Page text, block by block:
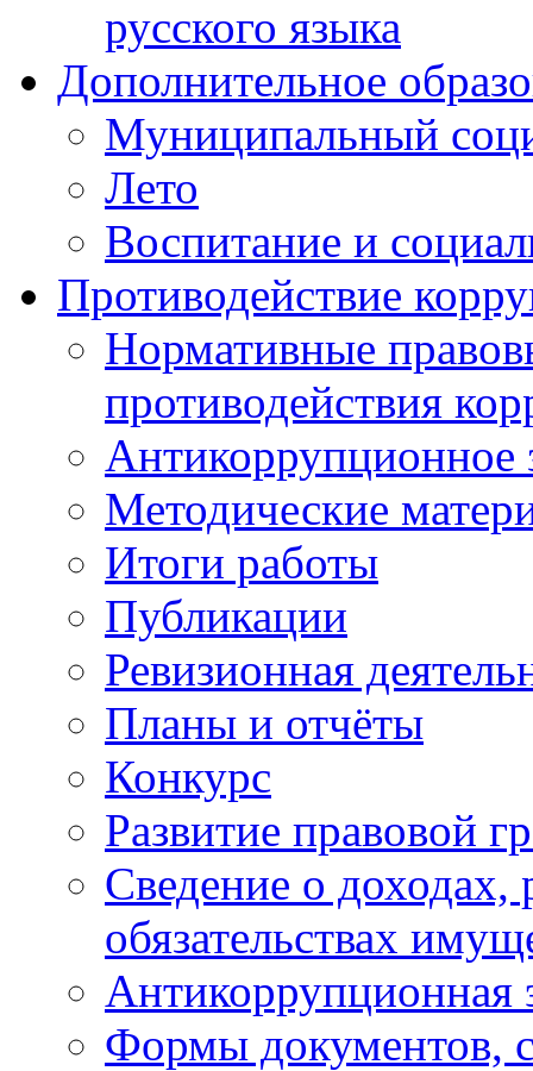
русского языка
Дополнительное
Муниципальный
Лето
Воспитание и
Противодействие
Нормативные
противодействия
Антикоррупционное
Методические
Итоги работы
Публикации
Ревизионная
Планы и отчёты
Конкурс
Развитие правовой
Сведение о доходах,
обязательствах
Антикоррупционная
Формы документов,